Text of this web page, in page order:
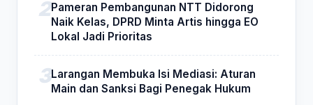
Pameran Pembangunan NTT Didorong
Naik Kelas, DPRD Minta Artis hingga EO
Lokal Jadi Prioritas
Larangan Membuka Isi Mediasi: Aturan
Main dan Sanksi Bagi Penegak Hukum